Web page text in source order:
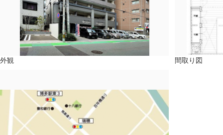
外観 間取り図